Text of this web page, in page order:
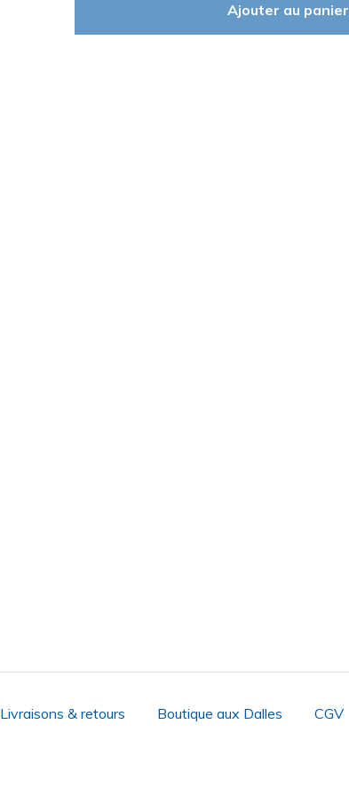
Ajouter au panier
Livraisons & retours Boutique aux Dalles CGV